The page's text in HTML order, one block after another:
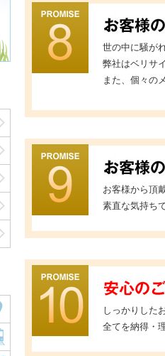
世の中に騒が
弊社はベリサ
また、個々の
お客様から頂
素直な気持ち
しっかりした
全てを納得・